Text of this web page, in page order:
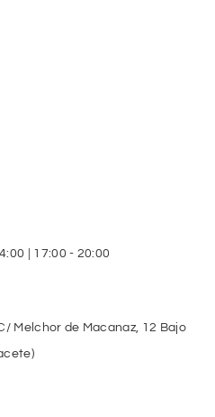
| 17:00 - 20:00
Melchor de Macanaz, 12 Bajo